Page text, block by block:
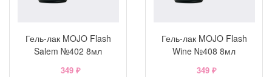
Гель-лак MOJO Flash
Salem №402 8мл
349 ₽
Гель-лак MOJO Flash
Wine №408 8мл
349 ₽